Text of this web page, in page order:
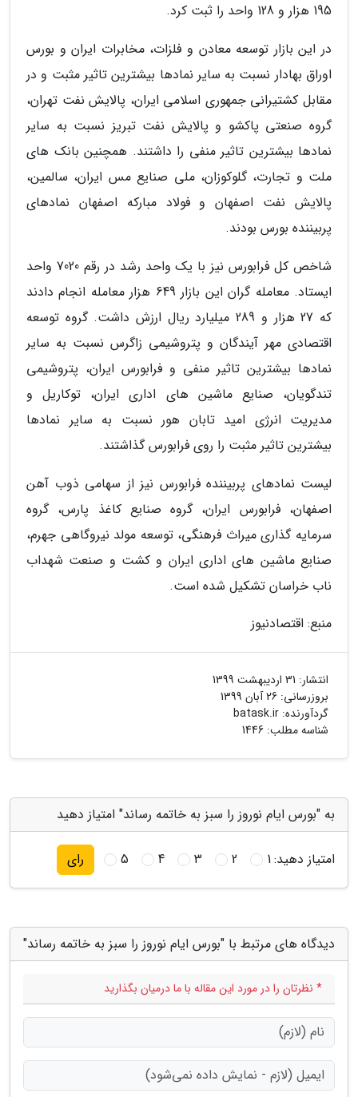
195 هزار و 128 واحد را ثبت کرد.
در این بازار توسعه معادن و فلزات، مخابرات ایران و بورس
اوراق بهادار نسبت به سایر نمادها بیشترین تاثیر مثبت و در
مقابل کشتیرانی جمهوری اسلامی ایران، پالایش نفت تهران،
گروه صنعتی پاکشو و پالایش نفت تبریز نسبت به سایر
نمادها بیشترین تاثیر منفی را داشتند. همچنین بانک های
ملت و تجارت، گلوکوزان، ملی صنایع مس ایران، سالمین،
پالایش نفت اصفهان و فولاد مبارکه اصفهان نمادهای
پربیننده بورس بودند.
شاخص کل فرابورس نیز با یک واحد رشد در رقم 7020 واحد
ایستاد. معامله گران این بازار 649 هزار معامله انجام دادند
که 27 هزار و 289 میلیارد ریال ارزش داشت. گروه توسعه
اقتصادی مهر آیندگان و پتروشیمی زاگرس نسبت به سایر
نمادها بیشترین تاثیر منفی و فرابورس ایران، پتروشیمی
تندگویان، صنایع ماشین های اداری ایران، توکاریل و
مدیریت انرژی امید تابان هور نسبت به سایر نمادها
بیشترین تاثیر مثبت را روی فرابورس گذاشتند.
لیست نمادهای پربیننده فرابورس نیز از سهامی ذوب آهن
اصفهان، فرابورس ایران، گروه صنایع کاغذ پارس، گروه
سرمایه گذاری میراث فرهنگی، توسعه مولد نیروگاهی جهرم،
صنایع ماشین های اداری ایران و کشت و صنعت شهداب
ناب خراسان تشکیل شده است.
منبع: اقتصادنیوز
انتشار: 31 اردیبهشت 1399
بروزرسانی: 26 آبان 1399
گردآورنده: batask.ir
شناسه مطلب: 1446
به "بورس ایام نوروز را سبز به خاتمه رساند" امتیاز دهید
امتیاز دهید:1
2
3
4
5 رای
دیدگاه های مرتبط با "بورس ایام نوروز را سبز به خاتمه رساند"
* نظرتان را در مورد این مقاله با ما درمیان بگذارید